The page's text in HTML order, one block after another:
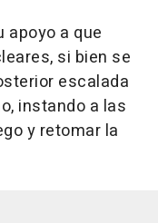
apoyo a que
si bien se
escalada
instando a las
y retomar la